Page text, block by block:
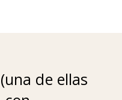
de ellas